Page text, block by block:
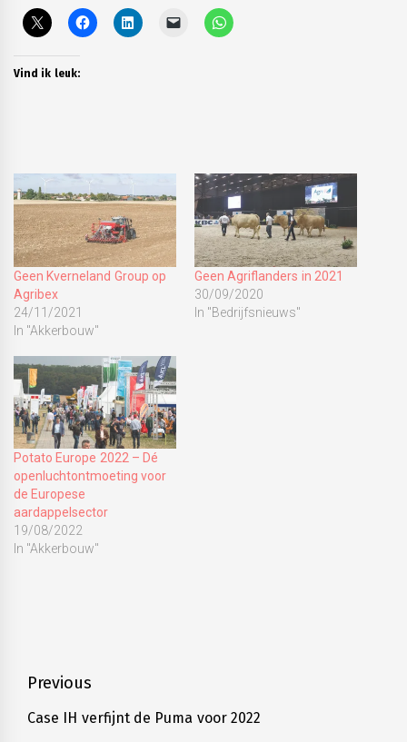
Vind ik leuk:
Geen Kverneland Group op
Agribex
24/11/2021
In "Akkerbouw"
Geen Agriflanders in 2021
30/09/2020
In "Bedrijfsnieuws"
Potato Europe 2022 – Dé
openluchtontmoeting voor
de Europese
aardappelsector
19/08/2022
In "Akkerbouw"
Covid-
19,
Bericht
navigatie
Previous
Previous
Case IH verfijnt de Puma voor 2022